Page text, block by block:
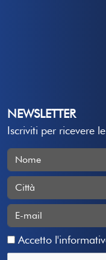
NEWSLETTER
Iscriviti per ricevere
Accetto